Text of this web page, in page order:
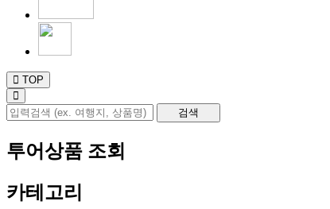
TOP
투어상품 조회
카테고리